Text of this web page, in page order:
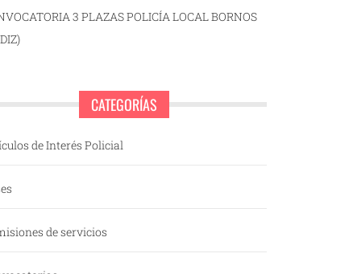
3 PLAZAS POLICÍA LOCAL BORNOS
CATEGORÍAS
de Interés Policial
de servicios